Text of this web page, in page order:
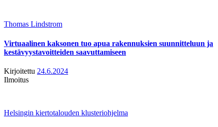
Thomas Lindstrom
Virtuaalinen kaksonen tuo apua rakennuksien suunnitteluun ja
kestävyystavoitteiden saavuttamiseen
Kirjoitettu 24.6.2024
Ilmoitus
Helsingin kiertotalouden klusteriohjelma